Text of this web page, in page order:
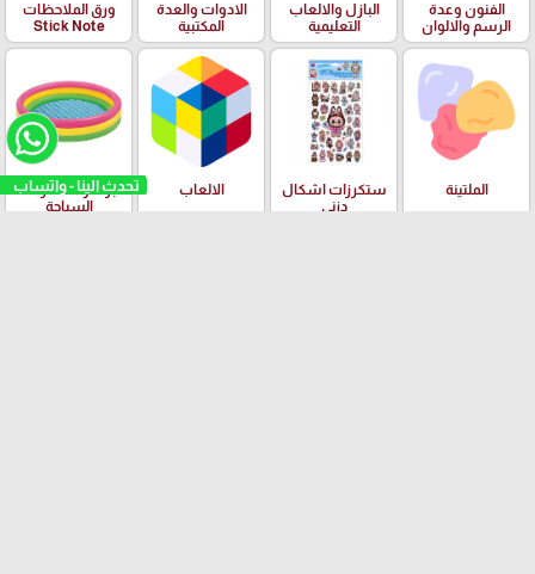
تحدث الينا - واتساب
الفنون وعدة
الرسم والالوان
البازل والالعاب
التعليمية
الادوات والعدة
المكتبية
ورق الملاحظات
Stick Note
الملتينة
ستكرزات اشكال
دزني
الالعاب
البرك ومستلزمات
السباحة